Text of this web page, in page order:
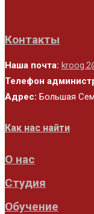
Контакты
Наша почта:
Телефон
Адрес: Большая
Как нас найти
О нас
Студия
Обучение